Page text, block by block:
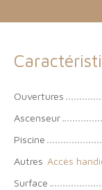
Ouvertures
Ascenseur
Piscine
Autres
Surface